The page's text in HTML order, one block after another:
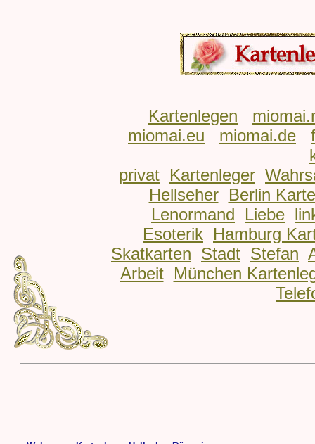
Kartenlegen
miomai.eu
miomai.de
privat Kartenleger
Hellseher
Berlin
Lenormand
Liebe
Esoterik Hamburg
Skatkarten Stadt Stefan
Arbeit
München